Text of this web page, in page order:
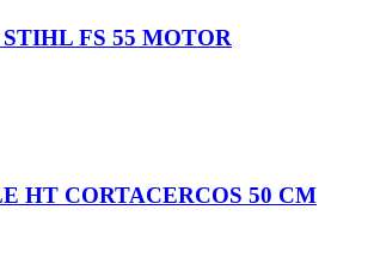
STIHL FS 55 MOTOR
HT CORTACERCOS 50 CM